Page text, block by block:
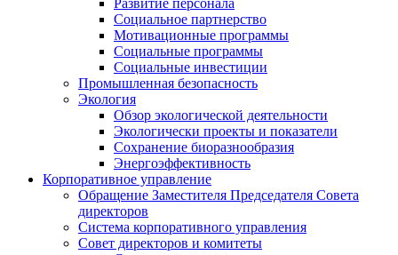
Развитие персонала
Социальное партнерство
Мотивационные программы
Социальные программы
Социальные инвестиции
Промышленная безопасность
Экология
Обзор экологической деятельности
Экологически проекты и показатели
Сохранение биоразнообразия
Энергоэффективность
Корпоративное управление
Обращение Заместителя Председателя Совета
директоров
Система корпоративного управления
Совет директоров и комитеты